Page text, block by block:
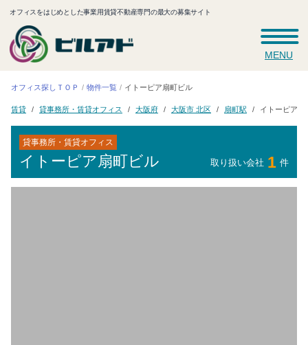
オフィスをはじめとした事業用賃貸不動産専門の最大の募集サイト
MENU
オフィス探しＴＯＰ 物件一覧 イトーピア扇町ビル
賃貸 貸事務所・賃貸オフィス 大阪府 大阪市 北区 扇町駅 イトーピア扇
貸事務所・賃貸オフィス
イトーピア扇町ビル 取り扱い会社 1 件